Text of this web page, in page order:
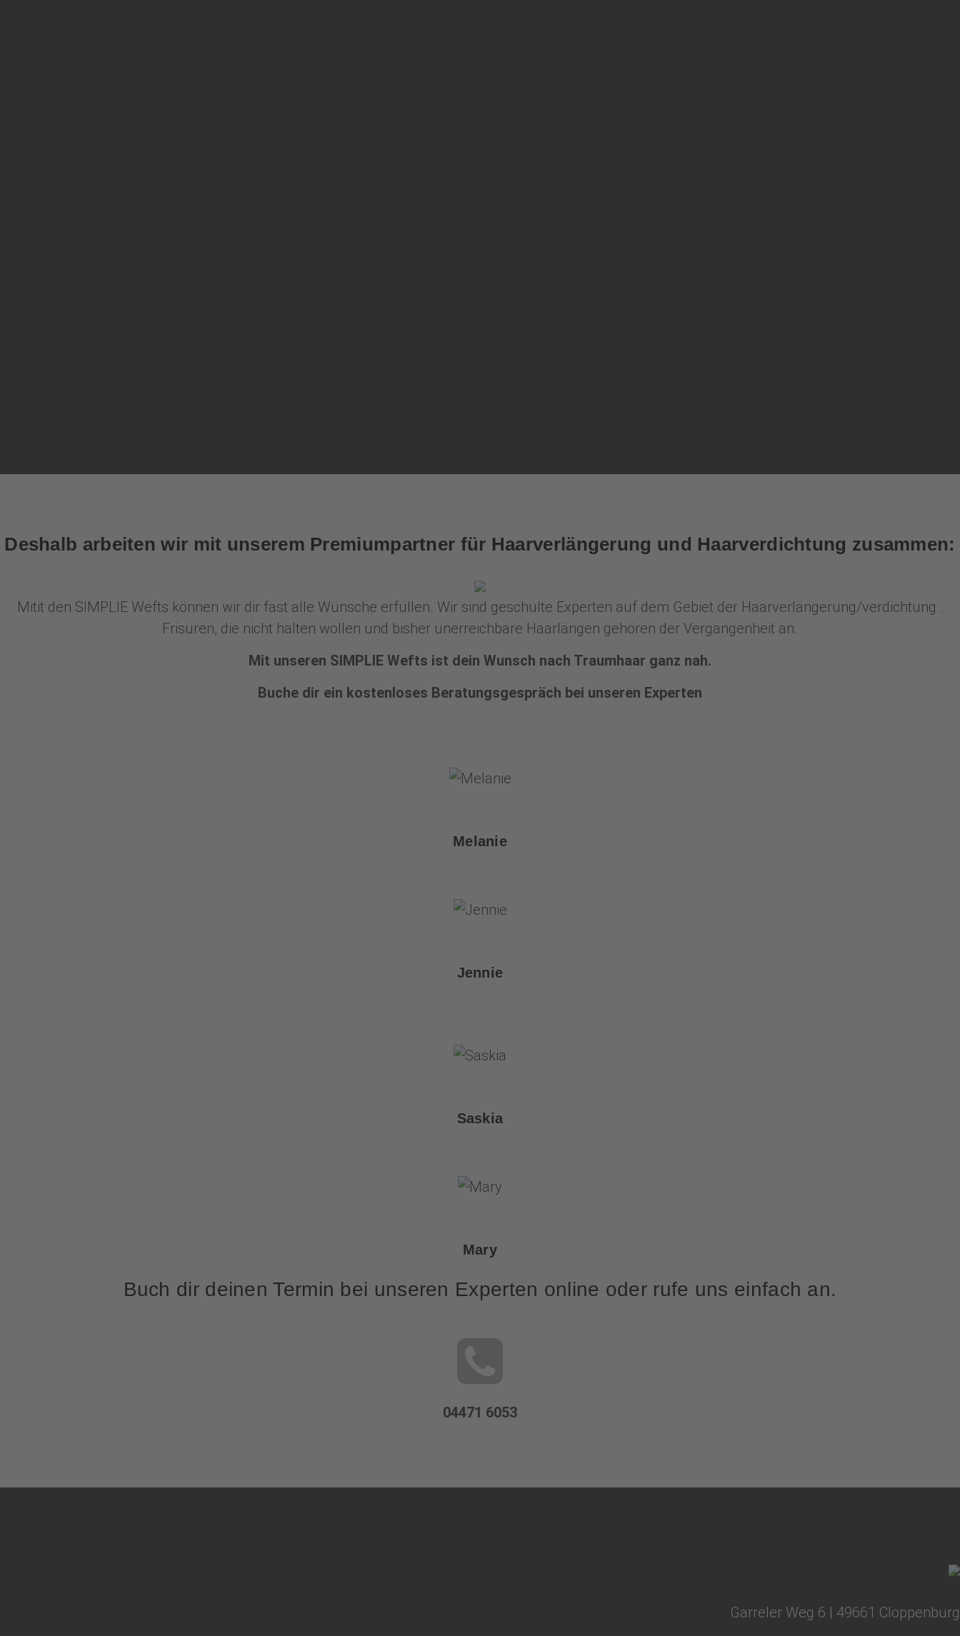
Deshalb arbeiten wir mit unserem Premiumpartner für Haarverlängerung und Haarverdichtung zusammen:
Mitit den SIMPLIE Wefts können wir dir fast alle Wünsche erfüllen. Wir sind geschulte Experten auf dem Gebiet der Haarverlängerung/verdichtung .
Frisuren, die nicht halten wollen und bisher unerreichbare Haarlängen gehören der Vergangenheit an.
Mit unseren SIMPLIE Wefts ist dein Wunsch nach Traumhaar ganz nah.
Buche dir ein kostenloses Beratungsgespräch bei unseren Experten
Melanie
Jennie
Saskia
Mary
Buch dir deinen Termin bei unseren Experten online oder rufe uns einfach an.
04471 6053
Garreler Weg 6 | 49661 Cloppenburg